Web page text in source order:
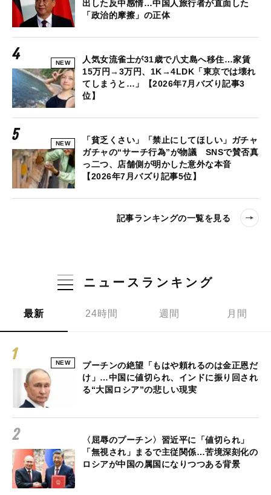
出した反中感情…中国人旅行者が直面した
「政治的摩擦」の正体
NEW
人気女流雀士が31歳で八丈島へ移住…家賃
15万円→3万円、1K→4LDK「東京では壊れ
てしまうと…」【2026年7月バズり記事3
位】
NEW
「貧乏くさい」「禁止にしてほしい」ガチャ
ガチャの“サーチ行為”が物議 SNSで賛否真
っ二つ、店舗側が明かした意外な本音
【2026年7月バズり記事5位】
記事ランキングの一覧を見る
ニュースランキング
最新 24時間 週間 月間
NEW
プーチンの絶望「もはや頼れるのは金正恩だ
け」…中国に値切られ、インドに振り回され
る“大国ロシア”の悲しい現実
〈屈辱のプーチン〉習近平に「値切られ」
「無視され」まるで主従関係…苦境深刻化の
ロシアが中国の属国になりつつある背景